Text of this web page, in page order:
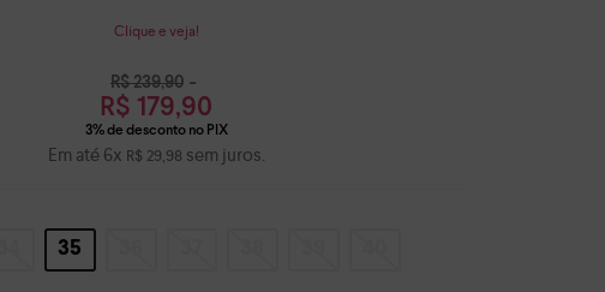
Clique e veja!
R$ 239,90
R$ 179,90
Em até 6x R$ 29,98 sem juros.
35